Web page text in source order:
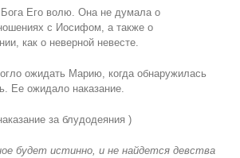
Его волю. Она не думала о
с Иосифом, а также о
как о неверной невесте.
ожидать Марию, когда обнаружилась
Ее ожидало наказание.
за блудодеяния )
будет истинно, и не найдется девства